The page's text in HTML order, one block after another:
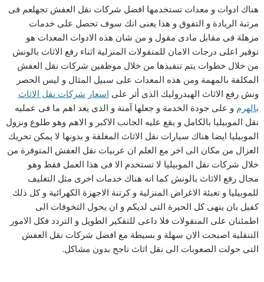
هناك ادوات و معدات تستخدمها افضل شركات نقل العفش تجهلعم فى
مرتبة الريادة و التفوق و هذا يعنى انك سوف تحصل على خدمات
مزهلة فى مقابل مادى مقول و من شان هذه الادوات المعدات هو
توفير اعلى درجات الامان للمنقولات المنزلية اثناء رفع الاثاث بالونش
من خلال خطوات يتم تنفيذها من خلال موظفين شركات نقل العفش
المكلفة بالمهمة ومن هذه المعدات على سبيل المثال و ليس الحصر
ونش رفع الاثاث الهيدروليك الذى أثر على اسعار شركات نقل الاثاث
بالهرم و على جودة الخدمة و جعلها آمنة و الذى يعد اهم ما فى عمليه
نقل الموبيليا بالكامل و يقع عليه الجانب الاكبر و الاهم وهو طلوع ونزول
الموبيليا ايضا هناك سيارات نقل الاثاث المغلقة و بدونها لا يمكن تحريك
العزال من مكان الى اخر مع العلم ان عربيات نقل العفش المتوفرة من
خلال شركات نقل الموبيليا لا تستخدم الا فى هذا العمل فقط وهو
مجال رفع الاثاث بالونش كما انه هناك خدمات اخرى مثل التغليف
للموبيليا و تعبئة الاغراض المنزلية و كرتنة الاجهزة الكهرائية و كل ذلك
كفيل بان ينهى كل الحيرة التى لديكم و ان يحول التخوفات الى
اطمئنان على المنقولات فلا داعى للتفكير الطويل و التردد فكل الامور
التنقلية اصبحت الان سهلة و بسيطة مع افضل شركات نقل العفش
التى حولت الصعوبات الى نقل اثاث ناجح بدون مشاكل.